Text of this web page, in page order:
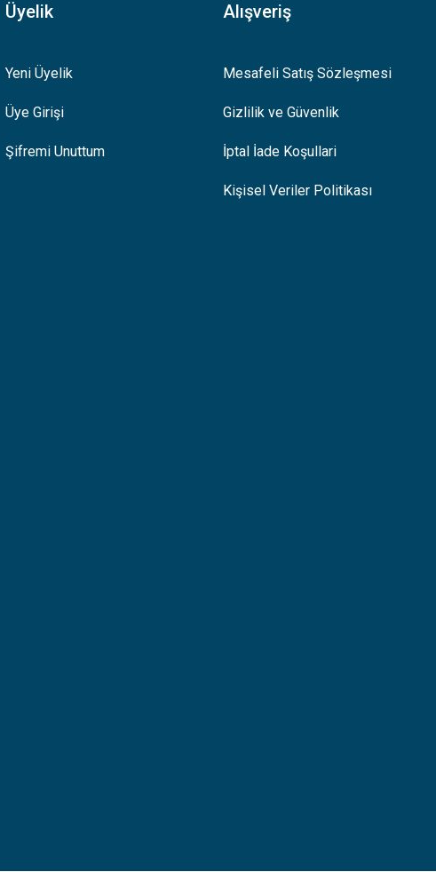
Üyelik
Yeni Üyelik
Üye Girişi
Şifremi Unuttum
Alışveriş
Mesafeli Satış Sözleşmesi
Gizlilik ve Güvenlik
İptal İade Koşullari
Kişisel Veriler Politikası